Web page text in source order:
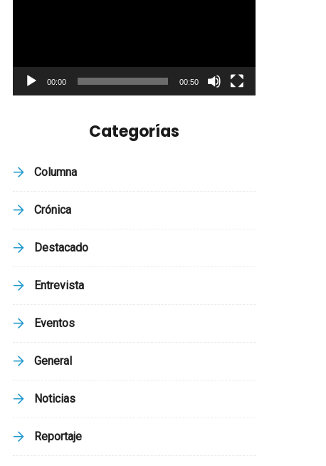
00:00 00:50
Categorías
Columna
Crónica
Destacado
Entrevista
Eventos
General
Noticias
Reportaje